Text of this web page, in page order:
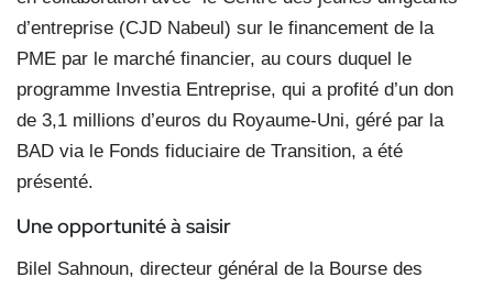
d’entreprise (CJD Nabeul) sur le financement de la
PME par le marché financier, au cours duquel le
programme Investia Entreprise, qui a profité d’un don
de 3,1 millions d’euros du Royaume-Uni, géré par la
BAD via le Fonds fiduciaire de Transition, a été
présenté.
Une opportunité à saisir
Bilel Sahnoun, directeur général de la Bourse des